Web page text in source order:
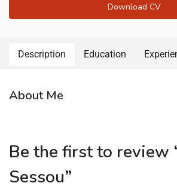
Download CV
Description Education
About Me
Be the first to review
Sessou”